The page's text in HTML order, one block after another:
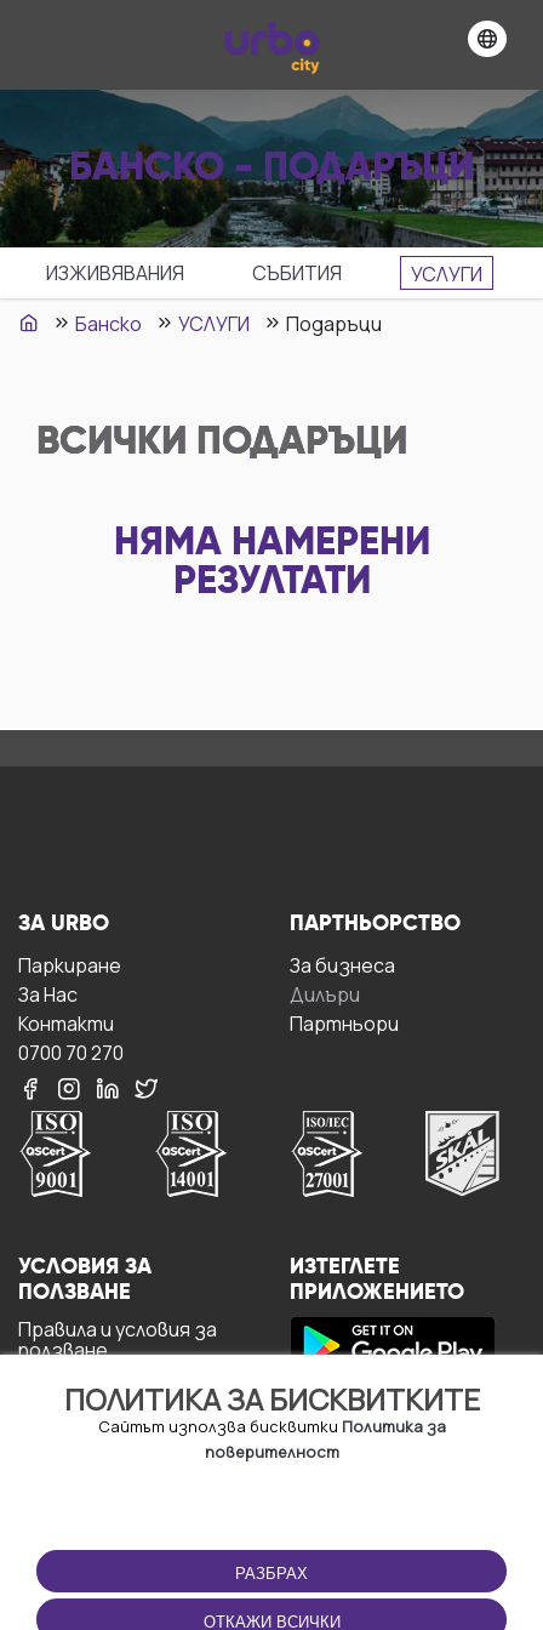
БАНСКО - ПОДАРЪЦИ
ИЗЖИВЯВАНИЯ СЪБИТИЯ
УСЛУГИ
Банско
УСЛУГИ Подаръци
ВСИЧКИ ПОДАРЪЦИ
НЯМА НАМЕРЕНИ
РЕЗУЛТАТИ
ПОЛИТИКА ЗА БИСКВИТКИТЕ
Сайтът използва бисквитки Политика за
поверителност
РАЗБРАХ
ОТКАЖИ ВСИЧКИ
ЗА URBO
Паркиране
За Hас
Контакти
0700 70 270
ПАРТНЬОРСТВО
За бизнесa
Дилъри
Партньори
УСЛОВИЯ ЗА
ПОЛЗВАНЕ
Правила и условия за
ползване
поверителност
Политика за кукита
ИЗТЕГЛЕТЕ
ПРИЛОЖЕНИЕТО